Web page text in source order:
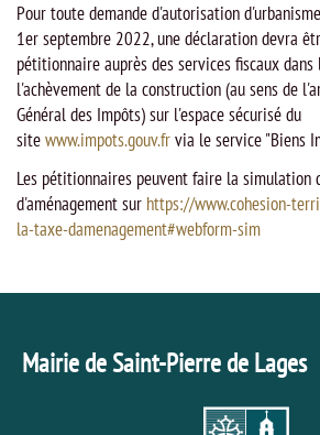
Pour toute demande d'autorisation
1er septembre 2022, une déclaration devra
pétitionnaire auprès des services fiscaux
l'achèvement de la construction (au sens de
Général des Impôts) sur l'espace sécurisé du
sitewww.impots.gouv.frvia le service "Biens
Les pétitionnaires peuvent faire la simulation
d'aménagement sur https://www.cohesion-
la-taxe-damenagement#webform-sim
Mairie de Saint-Pierre de Lages